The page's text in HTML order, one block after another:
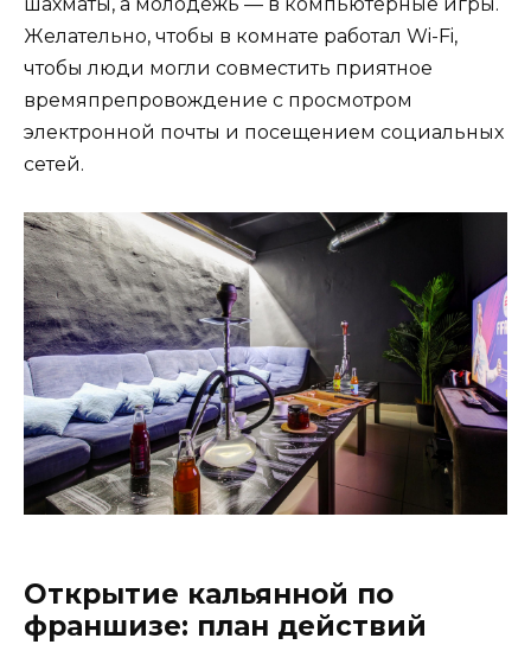
Желательно, чтобы в комнате работал Wi-Fi,
чтобы люди могли совместить приятное
времяпрепровождение с просмотром
электронной почты и посещением социальных
сетей.
Открытие кальянной по
франшизе: план действий